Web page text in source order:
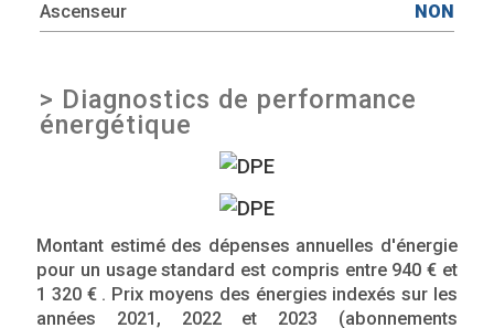
Ascenseur
NON
> Diagnostics de performance
énergétique
Montant estimé des dépenses annuelles d'énergie
pour un usage standard est compris entre 940 € et
1 320 € . Prix moyens des énergies indexés sur les
années 2021, 2022 et 2023 (abonnements